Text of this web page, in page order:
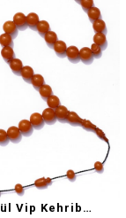
Barış Bülbül Vip Kehribar Tesbih